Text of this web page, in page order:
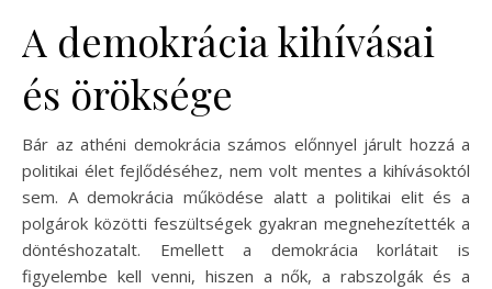
A demokrácia kihívásai
és öröksége
Bár az athéni demokrácia számos előnnyel járult hozzá a
politikai élet fejlődéséhez, nem volt mentes a kihívásoktól
sem. A demokrácia működése alatt a politikai elit és a
polgárok közötti feszültségek gyakran megnehezítették a
döntéshozatalt. Emellett a demokrácia korlátait is
figyelembe kell venni, hiszen a nők, a rabszolgák és a